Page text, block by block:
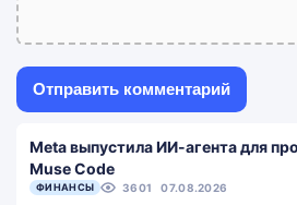
Meta выпустила ИИ-агента для
Muse Code
ФИНАНСЫ 3601 07.08.2026